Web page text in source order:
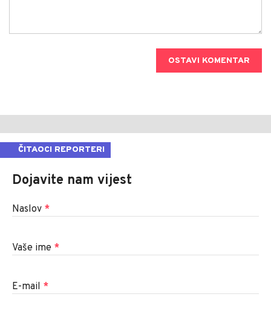
OSTAVI KOMENTAR
ČITAOCI REPORTERI
Dojavite nam vijest
Naslov *
Vaše ime *
E-mail *